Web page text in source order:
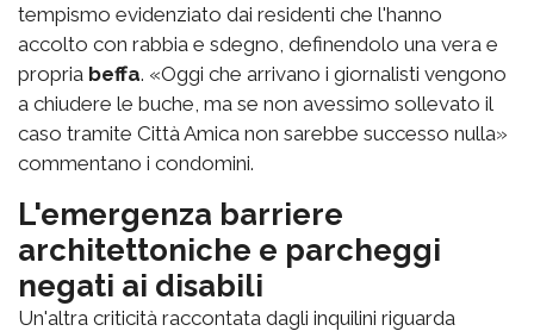
tempismo evidenziato dai residenti che l'hanno
accolto con rabbia e sdegno, definendolo una vera e
propria beffa. «Oggi che arrivano i giornalisti vengono
a chiudere le buche, ma se non avessimo sollevato il
caso tramite Città Amica non sarebbe successo nulla»
commentano i condomini.
L'emergenza barriere
architettoniche e parcheggi
negati ai disabili
Un'altra criticità raccontata dagli inquilini riguarda